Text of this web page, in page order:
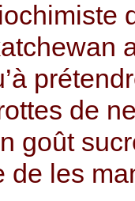
de
goût
de les